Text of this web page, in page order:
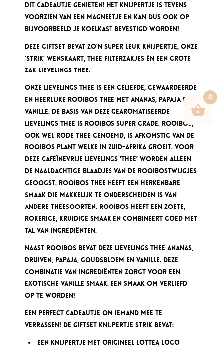
dit cadeautje genieten! Het Knijpertje is tevens
voorzien van een magneetje en kan dus ook op
bijvoorbeeld je koelkast bevestigd worden!
Deze Giftset bevat zo’n super leuk knijpertje, onze
‘Strik’ wenskaart, thee filterzakjes én een grote
zak Lievelings thee.
Onze Lievelings thee is een geliefde, gewaardeerde
en heerlijke Rooibos thee met ananas, papaja en
vanille. De basis van deze gearomatiseerde
Lievelings thee is Rooibos Super Grade. Rooibos,
ook wel rode thee genoemd, is afkomstig van de
Rooibos plant welke in Zuid-Afrika groeit. Voor
deze cafeïnevrije Lievelings ‘thee’ worden alleen
de naaldachtige blaadjes van de rooibostwijgjes
geoogst. Rooibos thee heeft een herkenbare
smaak die makkelijk te onderscheiden is van
andere theesoorten. Rooibos heeft een zoete,
rokerige, kruidige smaak en combineert goed met
tal van ingrediënten.
Naast Rooibos bevat deze Lievelings thee ananas,
druiven, papaja, goudsbloem en vanille. Deze
combinatie van ingrediënten zorgt voor een
exotische vanille smaak. Een smaak om verliefd
op te worden!
Een perfect cadeautje om iemand mee te
verrassen! De Giftset Knijpertje Strik bevat:
een Knijpertje met origineel Lottea logo
0